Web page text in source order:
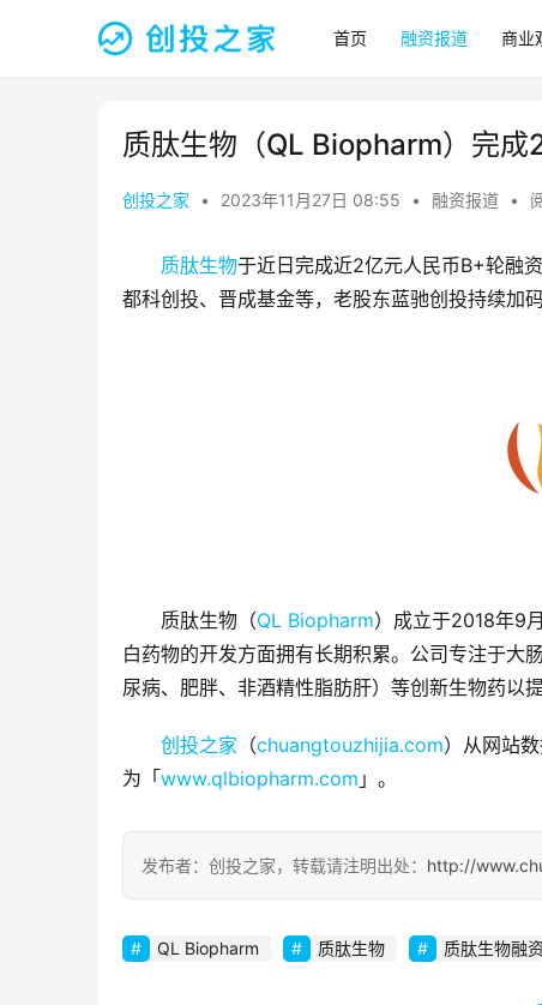
首页 融资报道 商业
质肽生物（QL Biopharm）完成
创投之家 • 2023年11月27日 08:55 • 融资报道 •
质肽生物于近日完成近2亿元人民币B+轮融
都科创投、晋成基金等，老股东蓝驰创投持续加
质肽生物（QL Biopharm）成立于2018年9
白药物的开发方面拥有长期积累。公司专注于大
尿病、肥胖、非酒精性脂肪肝）等创新生物药以
创投之家 （chuangtouzhijia.com）从网站
为「www.qlbiopharm.com 」。
发布者：创投之家，转载请注明出处： http://
QL Biopharm 质肽生物 质肽生物融资